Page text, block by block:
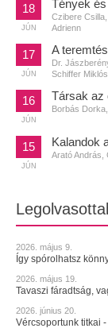
18
JÚN
Tények és
Czibere
Adrienn
17
JÚN
A
Dr.
Schiffer Miklós
16
JÚN
Társak az
Borbás
15
JÚN
Kalandok
Arató András,
2026. május 9.
Így spórolhatsz
2026. május 19.
Tavaszi fáradtság,
2026. június 20.
Vércsoportunk titkai